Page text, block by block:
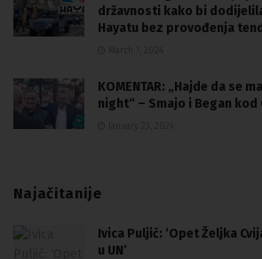
državnosti kako bi
Hayatu bez provođenja
KOMENTAR: „Hajde da se
night“ – Smajo i Began kod
Najačitanije
Ivica Puljić: ‘Opet Željka
u UN’